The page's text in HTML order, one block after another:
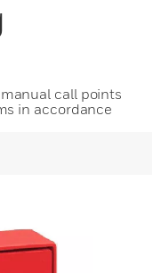
call points
in accordance